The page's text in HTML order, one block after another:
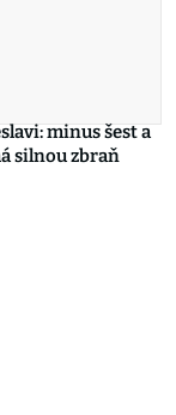
minus šest a
silnou zbraň